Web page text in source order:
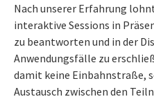
Nach unserer Erfahrung
interaktive Sessions in
zu beantworten und in der
Anwendungsfälle zu
damit keine Einbahnstraße,
Austausch zwischen den